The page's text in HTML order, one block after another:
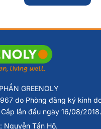
GREENOLY
do Phòng đăng ký kinh
lần đầu ngày 16/08/2018.
Nguyễn Tấn Hộ.